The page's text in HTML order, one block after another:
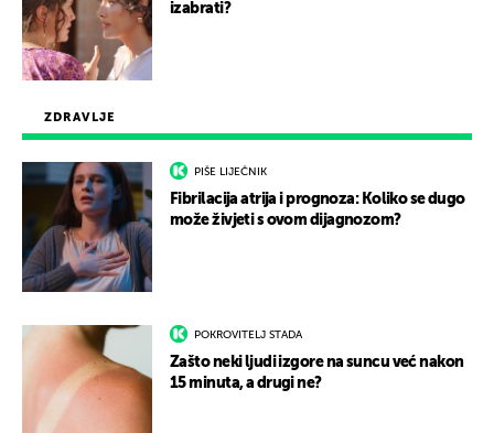
ZDRAVLJE
PIŠE LIJEČNIK
Fibrilacija atrija i prognoza: Koliko se dugo
može živjeti s ovom dijagnozom?
POKROVITELJ STADA
Zašto neki ljudi izgore na suncu već nakon
15 minuta, a drugi ne?
izabrati?